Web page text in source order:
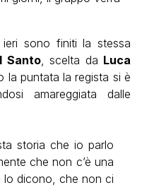
sono finiti la stessa
Santo, scelta da Luca
la puntata la regista si è
amareggiata dalle
storia che io parlo
che non c’è una
lo dicono, che non ci